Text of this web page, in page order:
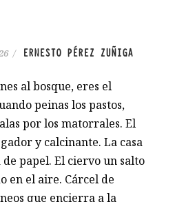
/ ERNESTO PÉREZ ZUÑIGA
al bosque, eres el
peinas los pastos,
por los matorrales. El
y calcinante. La casa
de papel. El ciervo un salto
en el aire. Cárcel de
que encierra a la